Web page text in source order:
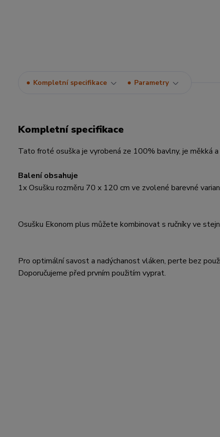
Kompletní specifikace Parametry
Kompletní specifikace
Tato froté osuška je vyrobená ze 100% bavlny, je měkká
Balení obsahuje
1x Osušku rozměru 70 x 120 cm ve zvolené barevné
Osušku Ekonom plus můžete kombinovat s ručníky ve
Pro optimální savost a nadýchanost vláken, perte bez
Doporučujeme před prvním použitím vyprat.